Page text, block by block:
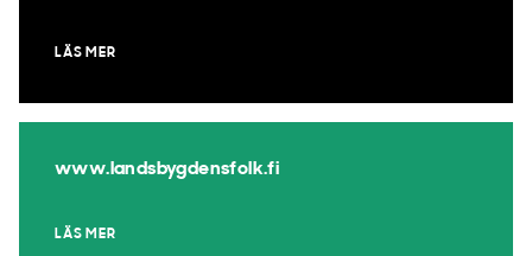
LÄS MER
www.landsbygdensfolk.fi
LÄS MER